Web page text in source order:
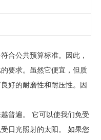
合公共预算标准。因此，
要求。虽然它便宜，但质
好的耐磨性和耐压性。因
普遍。 它可以使我们免受
日光照射的太阳。 如果您